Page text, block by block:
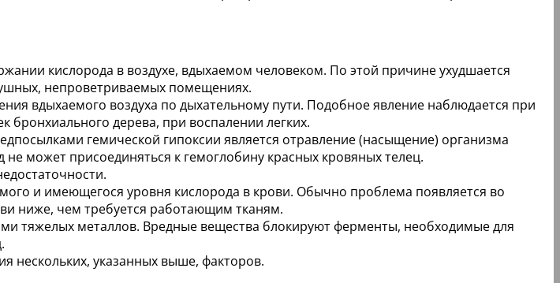
кислорода в воздухе, вдыхаемом человеком. По этой причине ухудшается
непроветриваемых помещениях.
вдыхаемого воздуха по дыхательному пути. Подобное явление наблюдается при
бронхиального дерева, при воспалении легких.
гемической гипоксии является отравление (насыщение) организма
может присоединяться к гемоглобину красных кровяных телец.
и имеющегося уровня кислорода в крови. Обычно проблема появляется во
ниже, чем требуется работающим тканям.
тяжелых металлов. Вредные вещества блокируют ферменты, необходимые для
нескольких, указанных выше, факторов.